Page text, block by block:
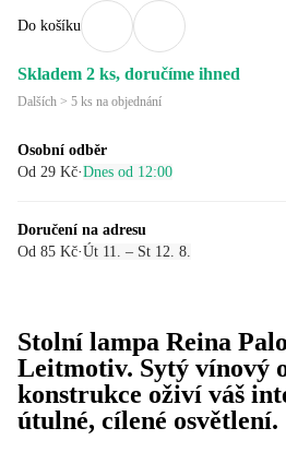
Do košíku
Skladem 2 ks, doručíme ihned
Dalších > 5 ks na objednání
Osobní odběr
Od 29 Kč·Dnes od 12:00
Doručení na adresu
Od 85 Kč·Út 11. – St 12. 8.
Stolní lampa Reina
Leitmotiv. Sytý vínový
konstrukce oživí váš
útulné, cílené osvětlení.